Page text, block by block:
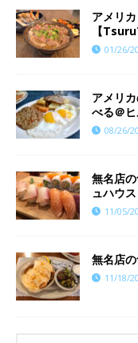
アメリ
【
01/26/
アメリ
べる＠
08/26/
無名店
ュハウス
11/05/
無名店
11/18/